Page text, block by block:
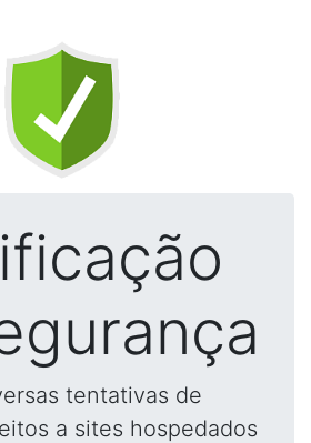
tentativas de
a sites hospedados